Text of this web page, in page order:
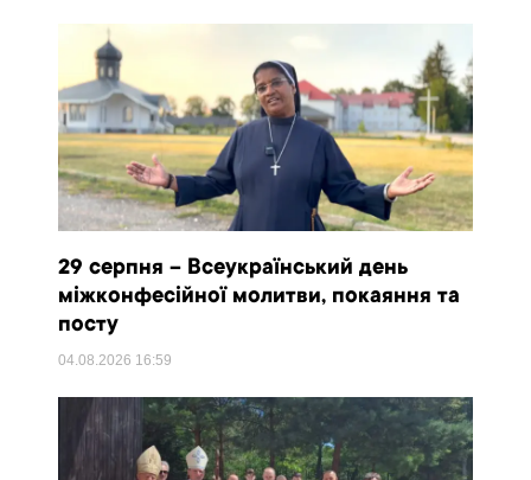
29 серпня – Всеукраїнський день
міжконфесійної молитви, покаяння та
посту
04.08.2026 16:59